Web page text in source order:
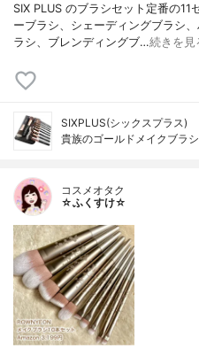
SIX PLUS のブラシセット定番の
ーブラシ、シェーディングブラシ
ラシ、ブレンディングブ…続きを見
SIXPLUS(シックスプラス)
貴族のゴールドメイクブラ
コスメオタク
☆ふくすけ☆